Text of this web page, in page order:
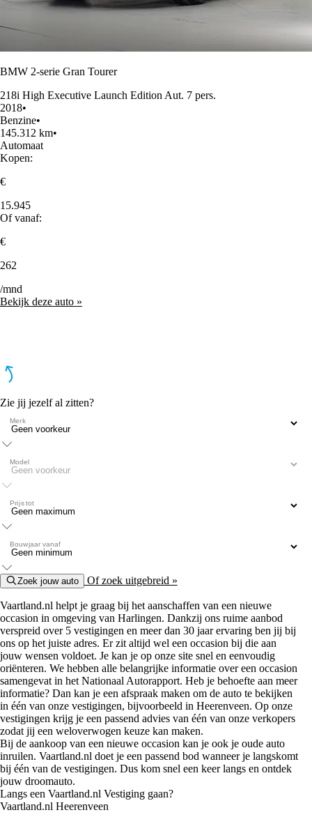
BMW 2-serie Gran Tourer
218i High Executive Launch Edition Aut. 7 pers.
2018•
Benzine•
145.312 km•
Automaat
Kopen:
€
15.945
Of vanaf:
€
262
/mnd
Bekijk deze auto »
Zie jij jezelf al zitten?
Merk
Model
Prijs tot
Bouwjaar vanaf
Zoek jouw auto Of zoek uitgebreid »
Vaartland.nl helpt je graag bij het aanschaffen van een nieuwe
occasion in omgeving van Harlingen. Dankzij ons ruime aanbod
verspreid over 5 vestigingen en meer dan 30 jaar ervaring ben jij bij
ons op het juiste adres. Er zit altijd wel een occasion bij die aan
jouw wensen voldoet. Je kan je op onze site snel en eenvoudig
oriënteren. We hebben alle belangrijke informatie over een occasion
samengevat in het Nationaal Autorapport. Heb je behoefte aan meer
informatie? Dan kan je een afspraak maken om de auto te bekijken
in één van onze vestigingen, bijvoorbeeld in Heerenveen. Op onze
vestigingen krijg je een passend advies van één van onze verkopers
zodat jij een weloverwogen keuze kan maken.
Bij de aankoop van een nieuwe occasion kan je ook je oude auto
inruilen. Vaartland.nl doet je een passend bod wanneer je langskomt
bij één van de vestigingen. Dus kom snel een keer langs en ontdek
jouw droomauto.
Langs een Vaartland.nl Vestiging gaan?
Vaartland.nl Heerenveen